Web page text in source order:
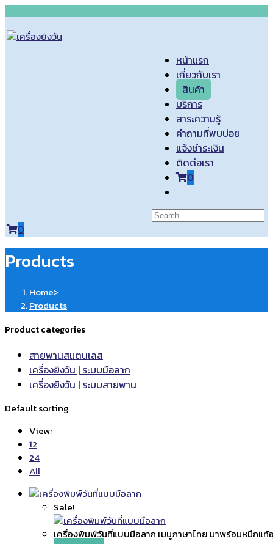
content
หน้าแรก
เกี่ยวกับเรา
สินค้า
บริการ
สาระความรู้
คำถามที่พบบ่อย
แจ้งชำระเงิน
ติดต่อเรา
0
website
search
0
Products
Home>
Products
Product categories
สายพานสแตนเลส
เครื่องยิงวัน | ระบบมือลาก
เครื่องยิงวัน | ระบบสายพาน
Default sorting
View:
12
24
All
Sale!
เครื่องพิมพ์วันที่แบบมือลาก เมนูภาษาไทย มาพร้อมหมึกแ